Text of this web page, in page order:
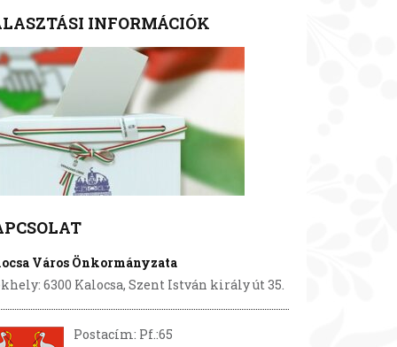
INFORMÁCIÓK
Város Önkormányzata
6300 Kalocsa, Szent István király út 35.
Postacím: Pf.:65